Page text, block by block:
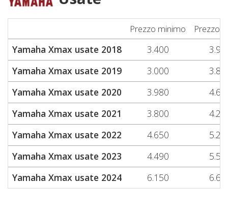
Prezzo minimo Prezzo
Yamaha Xmax usate 2018 3.400
Yamaha Xmax usate 2019
3.000
Yamaha Xmax usate 2020
3.980
Yamaha Xmax usate 2021
3.800
Yamaha Xmax usate 2022
4.650
Yamaha Xmax usate 2023
4.490
Yamaha Xmax usate 2024
6.150